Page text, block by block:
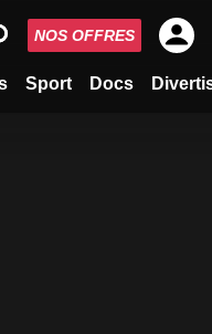
Sport Docs
NOS OFFRES